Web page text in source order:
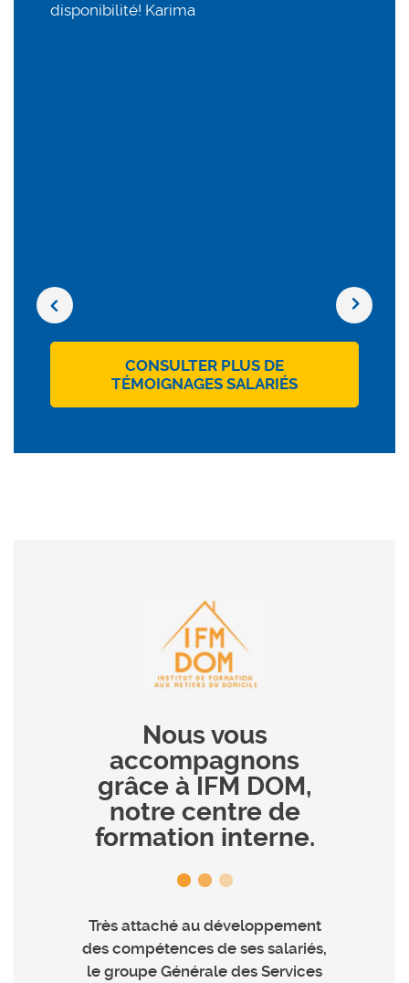
disponibilité! Karima
CONSULTER PLUS DE
TÉMOIGNAGES SALARIÉS
Nous vous
accompagnons
grâce à IFM DOM,
notre centre de
formation interne.
Très attaché au développement
des compétences de ses salariés,
le groupe Générale des Services